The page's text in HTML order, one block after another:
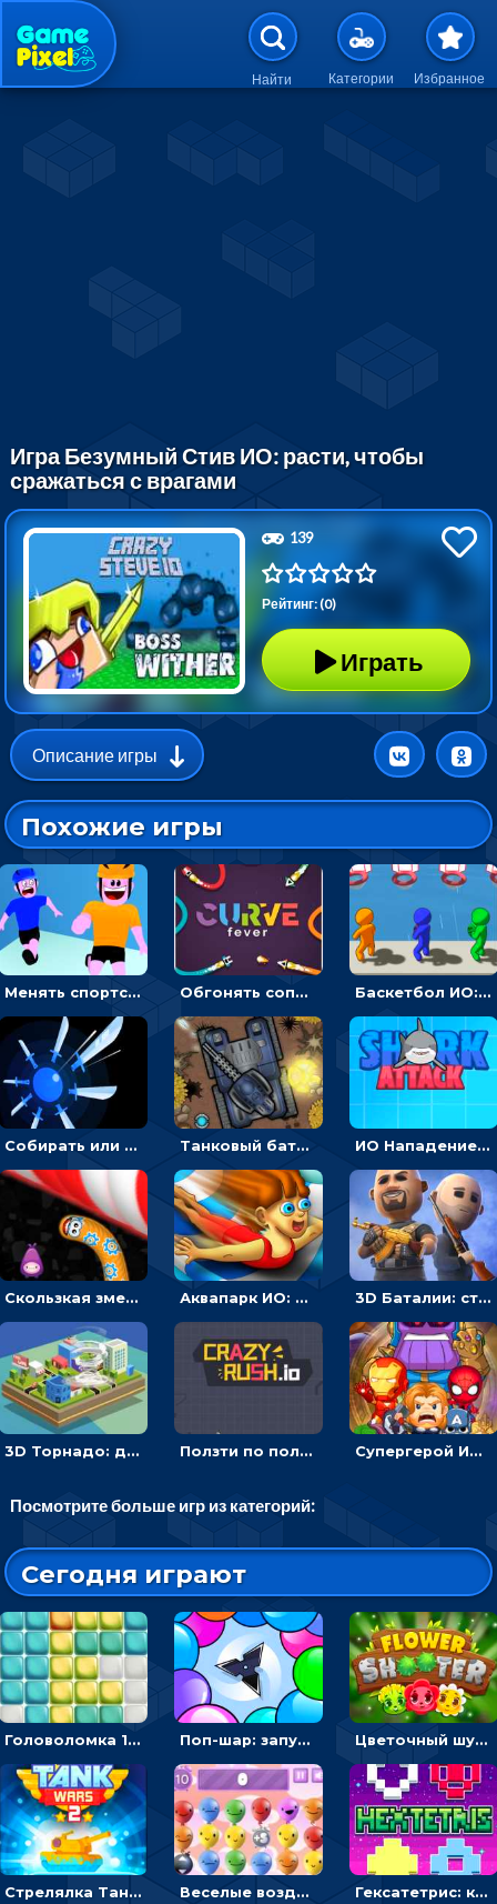
Перейти к основному
Найти Категории Избранное
Игра Безумный Стив ИО: расти, чтобы
сражаться с врагами
139
Рейтинг: (0)
Играть
Описание игры
Похожие игры
Менять спортсмена на строителя, чтобы бежать вперед к финишу - ИО Обгонять соперников и уходить от столкновения, чтобы выжить до финиша - ИО Баскетбол ИО: бросать мячик в плывущие кольца наперегонки с соперниками
Собирать или соединять ножи на поле, чтобы уничтожать врагов - ИО Танковый баттл: расставлять машины или бить противника - мультиплеер ИО Нападение акулы: плыть, чтобы есть людей
Скользкая змея ИО: ползти или собирать еду Аквапарк ИО: двигаться по трубе, обгонять соперников и избегать преград 3D Баталии: стрелять по врагам, чтобы становится сильнее – ИО
3D Торнадо: двигаться и поглощать все вокруг - ИО Ползти по полю, чтобы протыкать соперника - ИО Супергерой ИО: бить врагов, чтобы превращаться
Посмотрите больше игр из категорий:
Сегодня играют
Головоломка 10х10 Поп-шар: запускать колючку, чтобы лопать воздушные шарики Цветочный шутер: стрелять пчелками по цветам
Стрелялка Танковые войны: бить по танку врага, чтобы уничтожить зло Веселые воздушные шары: соедини одноцветные в линию Гексатетрис: кидать блок, чтобы складывать три в ряд - головоломка